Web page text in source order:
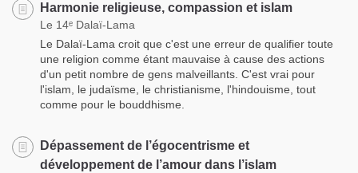
Harmonie religieuse, compassion et islam
Le 14ᵉ Dalaï-Lama
Le Dalaï-Lama croit que c'est une erreur de qualifier toute
une religion comme étant mauvaise à cause des actions
d'un petit nombre de gens malveillants. C'est vrai pour
l'islam, le judaïsme, le christianisme, l'hindouisme, tout
comme pour le bouddhisme.
Dépassement de l’égocentrisme et
développement de l’amour dans l’islam